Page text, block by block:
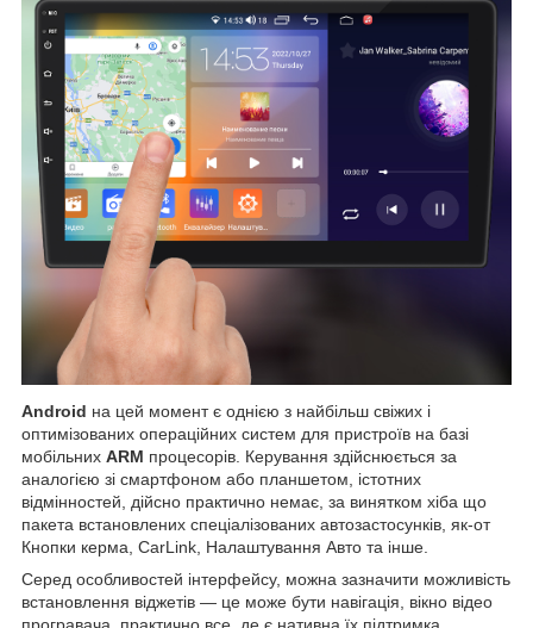
Android на цей момент є однією з найбільш свіжих і
оптимізованих операційних систем для пристроїв на базі
мобільних ARM процесорів. Керування здійснюється за
аналогією зі смартфоном або планшетом, істотних
відмінностей, дійсно практично немає, за винятком хіба що
пакета встановлених спеціалізованих автозастосунків, як-от
Кнопки керма, CarLink, Налаштування Авто та інше.
Серед особливостей інтерфейсу, можна зазначити можливість
встановлення віджетів — це може бути навігація, вікно відео